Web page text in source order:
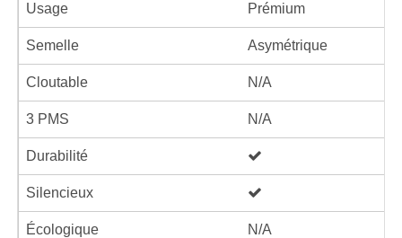
Usage Prémium
Semelle Asymétrique
Cloutable N/A
3 PMS N/A
Durabilité
Silencieux
Écologique N/A